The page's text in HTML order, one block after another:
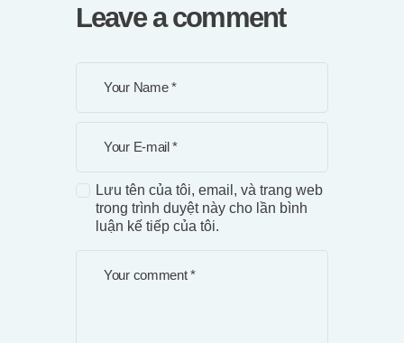
Leave a comment
Lưu tên của tôi, email, và trang web
trong trình duyệt này cho lần bình
luận kế tiếp của tôi.